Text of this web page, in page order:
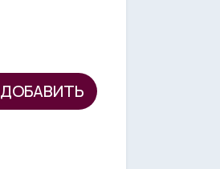
ДОБАВИТЬ